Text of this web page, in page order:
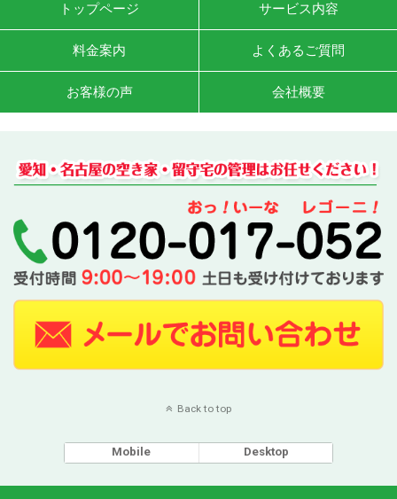
トップページ サービス内容
料金案内 よくあるご質問
お客様の声 会社概要
Back to top
Mobile Desktop